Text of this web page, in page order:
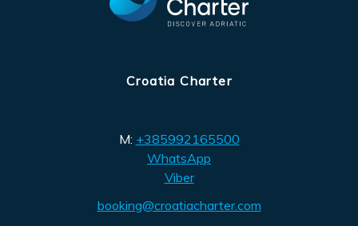
Croatia Charter
M: +385992165500
WhatsApp
Viber
booking@croatiacharter.com